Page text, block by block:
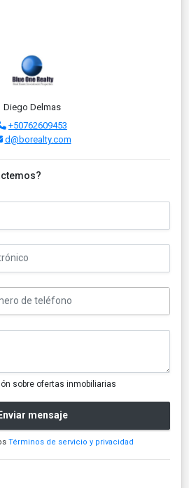
Diego Delmas
+50762609453
d@borealty.com
sobre ofertas inmobiliarias
Enviar mensaje
Términos de servicio y privacidad